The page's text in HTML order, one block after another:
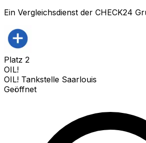
Ein Vergleichsdienst der CHECK24
Platz 2
OIL!
OIL! Tankstelle Saarlouis
Geöffnet